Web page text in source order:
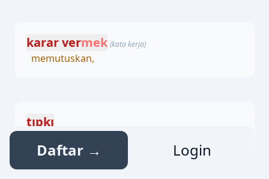
karar vermek (kata kerja)
memutuskan,
tıpkı
Daftar → Login